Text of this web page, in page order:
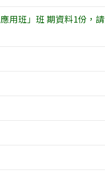
用班」班 期資料1份，